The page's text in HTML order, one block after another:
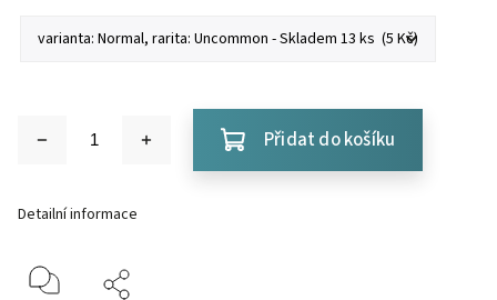
Přidat do košíku
Detailní informace